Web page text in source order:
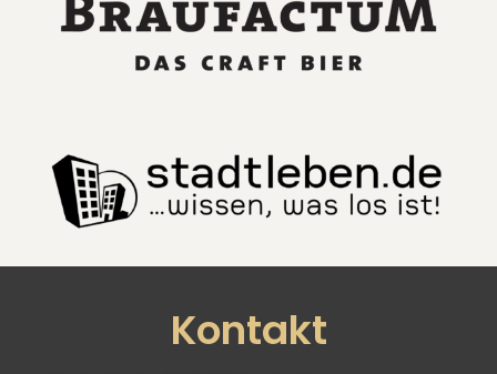
Kontakt